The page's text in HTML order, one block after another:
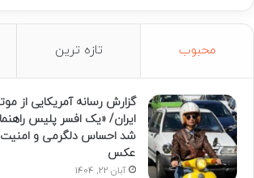
محبوب تازه ترین
گزارش رسانه آمریکایی از
ایران/ «یک افسر پلیس
شد احساس دلگرمی و
عکس
آبان 22, 1404